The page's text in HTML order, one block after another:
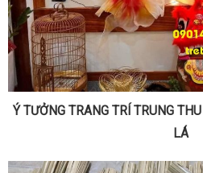
Ý TƯỞNG TRANG TRÍ TRUNG
LÁ